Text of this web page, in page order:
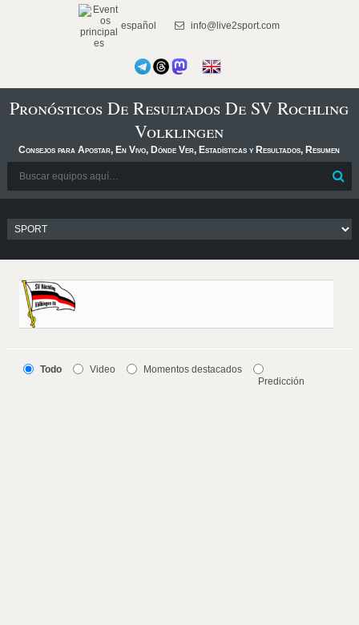
español info@live2sport.com
Pronósticos De Resultados De SV Rochling
Volklingen
Consejos para Apostar, En Vivo, Dónde Ver, Estadísticas y Resultados, Resumen
Todo Video
Momentos destacados
Predicción